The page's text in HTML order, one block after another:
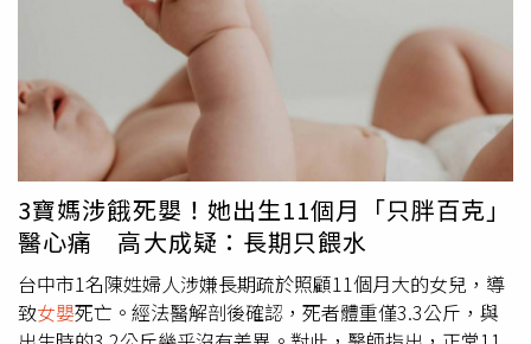
新展開新生活。事件延燒後，基拉原本曾答應參與一部紀錄
片拍攝，希望完整說明事件始末，但今年4月突然宣布退出
計畫。她透過社群平台發表聲明表示，經過與製作團隊討論
後，認為現階段並非公開一切的適當時機，因此決定停止拍
攝，並再次向傑米及所有受到影響的人道歉，希望他們都能
擁有時間療傷。製作公司隨後也證實，尊重她的決定，已全
面終止紀錄片製作，未來是否再次公開受訪，將由她自行決
定。男友直到事件曝光後，才知道自己遭欺騙。
掌握狀況並展開協助。 身為兩個孩子的母親，苗淑娜對旅
客的焦急感同身受。她第一時間安撫母親情緒，並說明燙傷
應持續以冷水沖洗降溫，而非直接冰敷，隨即引導母女前往
淋浴間處置，同時協調同仁維持貴賓室服務動線，並通報機
場營運控制中心，迅速串聯醫療資源，爭取後續醫療處置時
間。圖說：東方宇逸貴賓室主任苗淑娜在高度忙碌的營運現
場，總能維持冷靜並妥善承接旅客需求，展現專業的服務精
神。（圖／東方宇逸貴賓室提供） 約30分鐘的降溫過程
中，苗淑娜全程陪伴，不時確認嬰兒傷勢，並輕聲哼唱、播
放音樂安撫情緒，也貼心準備簡易餐食供母親補充體力。經
醫師評估，嬰兒無須住院，在外籍航空公司協助改搭班機
3寶媽涉餓死嬰！她出生11個月「只胖百克」
醫心痛 高大成疑：長期只餵水
台中市1名陳姓婦人涉嫌長期疏於照顧11個月大的女兒，導
致女嬰死亡。經法醫解剖後確認，死者體重僅3.3公斤，與